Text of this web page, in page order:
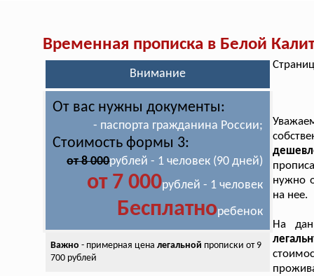
Временная прописка в Белой
Внимание
От вас нужны документы:
- паспорта гражданина России;
Стоимость формы 3:
от 8 000рублей - 1 человек (90 дней)
от 7 000рублей - 1 человек
Бесплатноребенок
Важно - примерная цена легальной прописки от 9
700 рублей
нужно
на нее.
На